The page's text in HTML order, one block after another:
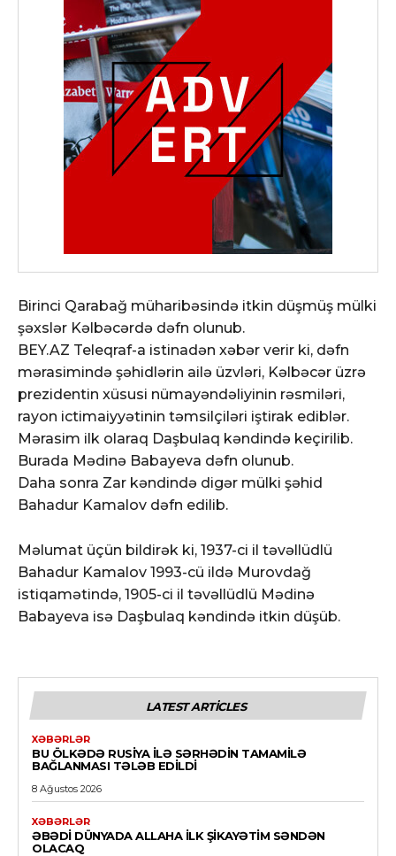
Birinci Qarabağ müharibəsində itkin düşmüş mülki
şəxslər Kəlbəcərdə dəfn olunub.
BEY.AZ Teleqraf-a istinadən xəbər verir ki, dəfn
mərasimində şəhidlərin ailə üzvləri, Kəlbəcər üzrə
prezidentin xüsusi nümayəndəliyinin rəsmiləri,
rayon ictimaiyyətinin təmsilçiləri iştirak ediblər.
Mərasim ilk olaraq Daşbulaq kəndində keçirilib.
Burada Mədinə Babayeva dəfn olunub.
Daha sonra Zar kəndində digər mülki şəhid
Bahadur Kamalov dəfn edilib.
Məlumat üçün bildirək ki, 1937-ci il təvəllüdlü
Bahadur Kamalov 1993-cü ildə Murovdağ
istiqamətində, 1905-ci il təvəllüdlü Mədinə
Babayeva isə Daşbulaq kəndində itkin düşüb.
LATEST ARTICLES
XƏBƏRLƏR
BU ÖLKƏDƏ RUSIYA ILƏ SƏRHƏDIN TAMAMILƏ
BAĞLANMASI TƏLƏB EDILDI
8 Ağustos 2026
XƏBƏRLƏR
ƏBƏDI DÜNYADA ALLAHA ILK ŞIKAYƏTIM SƏNDƏN
OLACAQ